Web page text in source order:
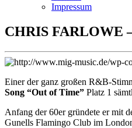
Impressum
CHRIS FARLOWE
Einer der ganz großen R&B-
Song “Out of Time” Platz 1
Anfang der 60er gründete er mit
Gunells Flamingo Club im